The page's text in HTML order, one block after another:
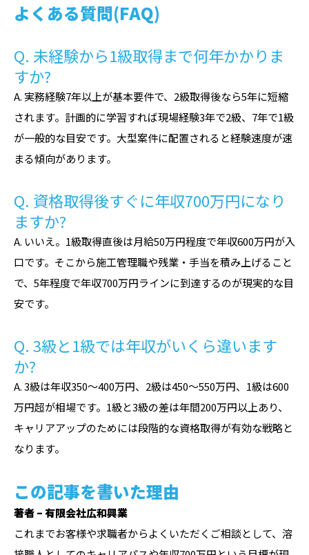
よくある質問(FAQ)
Q. 未経験から1級取得まで何年かかりま
すか?
A. 実務経験7年以上が基本要件で、2級取得後なら5年に短縮
されます。計画的に学習すれば現場経験3年で2級、7年で1級
が一般的な目安です。大型案件に配置されると経験速度が速
まる傾向があります。
Q. 資格取得後すぐに年収700万円になり
ますか?
A. いいえ。1級取得直後は月給50万円程度で年収600万円が入
口です。そこから施工管理職や残業・手当を積み上げること
で、5年程度で年収700万円ラインに到達するのが現実的な目
安です。
Q. 3級と1級では年収がいくら違います
か?
A. 3級は年収350〜400万円、2級は450〜550万円、1級は600
万円超が相場です。1級と3級の差は年間200万円以上あり、
キャリアアップのためには段階的な資格取得が有効な戦略と
なります。
この記事を書いた理由
著者 – 有限会社広和興業
これまでお客様や求職者からよくいただくご相談として、溶